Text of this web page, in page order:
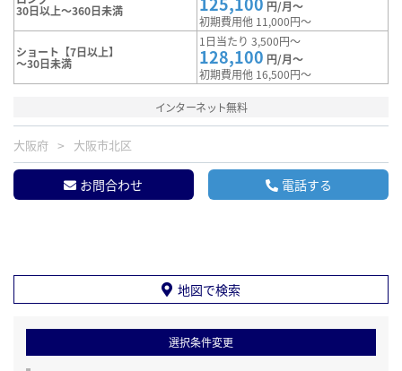
30日以上～360日未満
円/月～
初期費用他 11,000円～
ショート【7日以上】
～30日未満
1日当たり 3,500円～
128,100 円/月～
初期費用他 16,500円～
インターネット無料
大阪府 大阪市北区
お問合わせ 電話する
地図で検索
選択条件変更